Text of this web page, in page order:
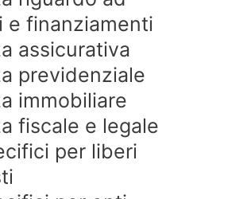
e finanziamenti
assicurativa
previdenziale
immobiliare
fiscale e legale
per liberi